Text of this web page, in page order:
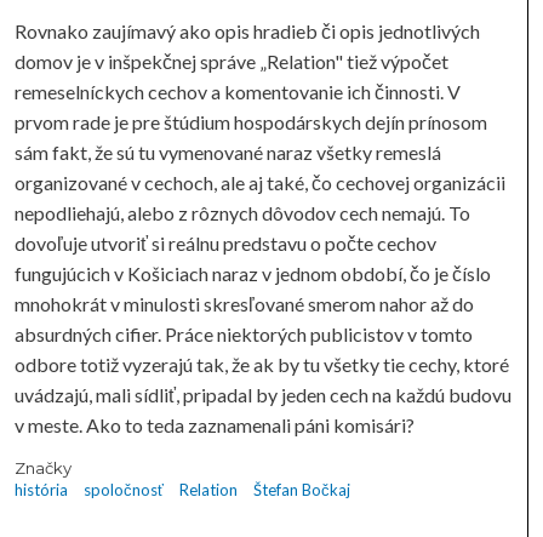
Rovnako zaujímavý ako opis hradieb či opis jednotlivých
domov je v inšpekčnej správe „Relation" tiež výpočet
remeselníckych cechov a komentovanie ich činnosti. V
prvom rade je pre štúdium hospodárskych dejín prínosom
sám fakt, že sú tu vymenované naraz všetky remeslá
organizované v cechoch, ale aj také, čo cechovej organizácii
nepodliehajú, alebo z rôznych dôvodov cech nemajú. To
dovoľuje utvoriť si reálnu predstavu o počte cechov
fungujúcich v Košiciach naraz v jednom období, čo je číslo
mnohokrát v minulosti skresľované smerom nahor až do
absurdných cifier. Práce niektorých publicistov v tomto
odbore totiž vyzerajú tak, že ak by tu všetky tie cechy, ktoré
uvádzajú, mali sídliť, pripadal by jeden cech na každú budovu
v meste. Ako to teda zaznamenali páni komisári?
Značky
história
spoločnosť Relation Štefan Bočkaj